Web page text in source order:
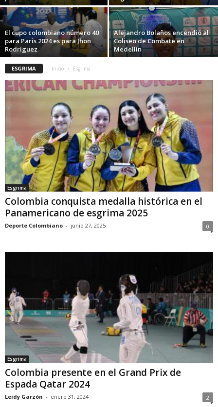
El cupo colombiano número 40
para Paris 2024 es para Jhon
Rodríguez
Alejandro Bolaños encendió al
Coliseo de Combate en
Medellín
ESGRIMA Inicio Esgrima
Esgrima
Colombia conquista medalla histórica en el
Panamericano de esgrima 2025
Deporte Colombiano - junio 27, 2025 0
Esgrima
Colombia presente en el Grand Prix de
Espada Qatar 2024
Leidy Garzón - enero 31, 2024 2